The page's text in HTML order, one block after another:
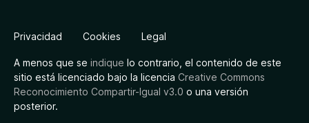
Privacidad Cookies Legal
A menos que se indique lo contrario, el contenido de este
sitio está licenciado bajo la licencia Creative Commons
Reconocimiento Compartir-Igual v3.0 o una versión
posterior.